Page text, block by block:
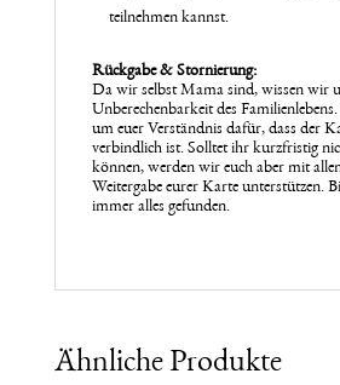
teilnehmen kannst.
Rückgabe & Stornierung:
Da wir selbst Mama sind, wissen wir
Unberechenbarkeit des
um euer Verständnis dafür, dass der
verbindlich ist. Solltet ihr kurzfristig
können, werden wir euch aber mit
Weitergabe eurer Karte unterstützen.
immer alles gefunden.
Ähnliche Produkte